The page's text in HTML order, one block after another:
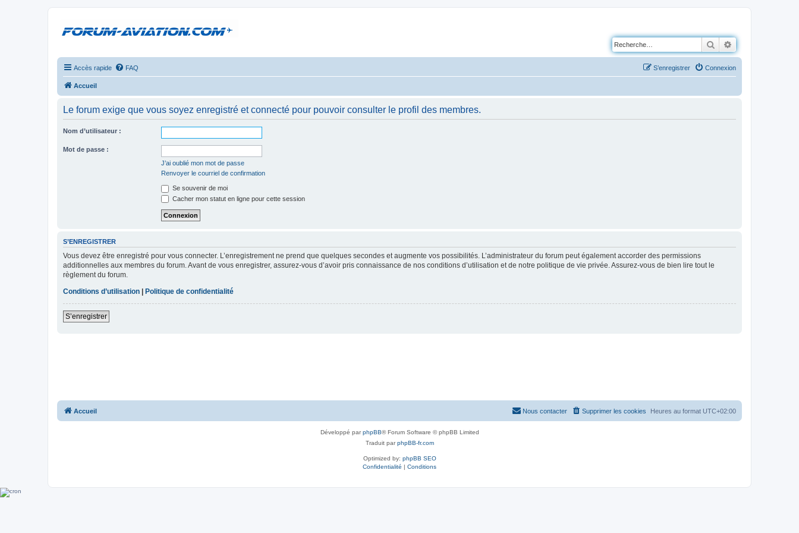
Rechercher
Accès rapide FAQ Connexion
S’enregistrer
Accueil
Le forum exige que vous soyez enregistré et connecté pour pouvoir consulter le profil des membres.
Nom d’utilisateur :
Mot de passe :
J’ai oublié mon mot de passe
Renvoyer le courriel de confirmation
Se souvenir de moi
Cacher mon statut en ligne pour cette session
S’ENREGISTRER
Vous devez être enregistré pour vous connecter. L’enregistrement ne prend que quelques secondes et augmente vos possibilités. L’administrateur du forum peut également accorder des permissions
additionnelles aux membres du forum. Avant de vous enregistrer, assurez-vous d’avoir pris connaissance de nos conditions d’utilisation et de notre politique de vie privée. Assurez-vous de bien lire tout le
règlement du forum.
Conditions d’utilisation | Politique de confidentialité
S’enregistrer
Accueil Heures au format UTC+02:00
Supprimer les cookies
Nous contacter
Développé parphpBB® Forum Software © phpBB Limited
Traduit parphpBB-fr.com
Optimized by: phpBB SEO
Confidentialité | Conditions